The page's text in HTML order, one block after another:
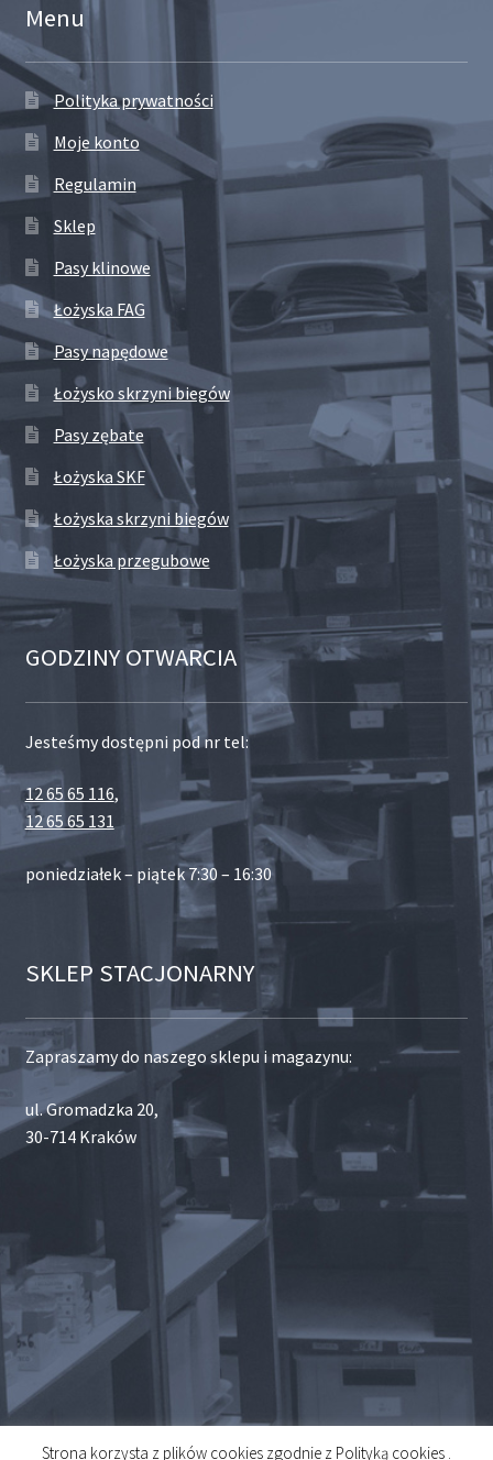
Menu
Polityka prywatności
Moje konto
Regulamin
Sklep
Pasy klinowe
Łożyska FAG
Pasy napędowe
Łożysko skrzyni biegów
Pasy zębate
Łożyska SKF
Łożyska skrzyni biegów
Łożyska przegubowe
GODZINY OTWARCIA
Jesteśmy dostępni pod nr tel:
12 65 65 116,
12 65 65 131
poniedziałek – piątek 7:30 – 16:30
SKLEP STACJONARNY
Zapraszamy do naszego sklepu i magazynu:
ul. Gromadzka 20,
30-714 Kraków
Strona korzysta z plików cookies zgodnie z Polityką cookies .